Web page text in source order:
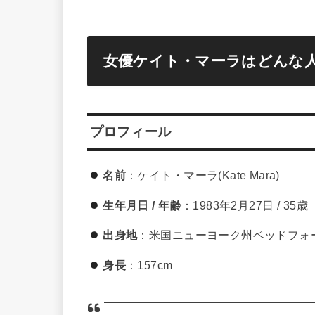
女優ケイト・マーラはどんな
プロフィール
名前 ：ケイト・マーラ(Kate Mara)
生年月日 / 年齢：1983年2月27日 / 35歳
出身地：米国ニューヨーク州ベッドフォ
身長 ：157cm